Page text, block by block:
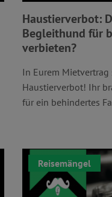
Haustierverbot:
Begleithund für
verbieten?
In Eurem
Haustierverbot! Ihr
für ein behindertes
Reisemängel